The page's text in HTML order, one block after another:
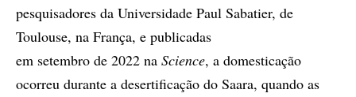
pesquisadores da Universidade Paul Sabatier, de
Toulouse, na França, e publicadas
em setembro de 2022 na Science, a domesticação
ocorreu durante a desertificação do Saara, quando as